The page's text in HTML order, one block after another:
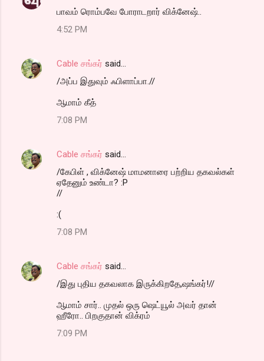
பாவம் ரொம்பவே போராடறார் விக்னேஷ்..
4:52 PM
Cable சங்கர் said…
/அப்ப இதுவும் ஃபிளாப்பா.//
ஆமாம் கீத்
7:08 PM
Cable சங்கர் said…
/கேபிள் , விக்னேஷ் மாமனாரை பற்றிய தகவல்கள்
ஏதேனும் உண்டா? :P
//
:(
7:08 PM
Cable சங்கர் said…
/இது புதிய தகவலாக இருக்கிறதே,ஷங்கர்!//
ஆமாம் சார்.. முதல் ஒரு ஷெட்யூல் அவர் தான்
ஹீரோ.. பிறகுதான் விக்ரம்
7:09 PM